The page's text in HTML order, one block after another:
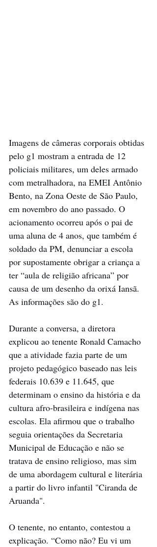
Imagens de câmeras corporais obtidas
pelo g1 mostram a entrada de 12
policiais militares, um deles armado
com metralhadora, na EMEI Antônio
Bento, na Zona Oeste de São Paulo,
em novembro do ano passado. O
acionamento ocorreu após o pai de
uma aluna de 4 anos, que também é
soldado da PM, denunciar a escola
por supostamente obrigar a criança a
ter “aula de religião africana” por
causa de um desenho da orixá Iansã.
As informações são do g1.
Durante a conversa, a diretora
explicou ao tenente Ronald Camacho
que a atividade fazia parte de um
projeto pedagógico baseado nas leis
federais 10.639 e 11.645, que
determinam o ensino da história e da
cultura afro-brasileira e indígena nas
escolas. Ela afirmou que o trabalho
seguia orientações da Secretaria
Municipal de Educação e não se
tratava de ensino religioso, mas sim
de uma abordagem cultural e literária
a partir do livro infantil "Ciranda de
Aruanda".
O tenente, no entanto, contestou a
explicação. “Como não? Eu vi um